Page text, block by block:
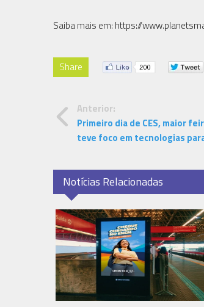
Saiba mais em: https://
Share
Anterior:
Primeiro dia de CES, maior
teve foco em tecnologias
Notícias Relacionadas